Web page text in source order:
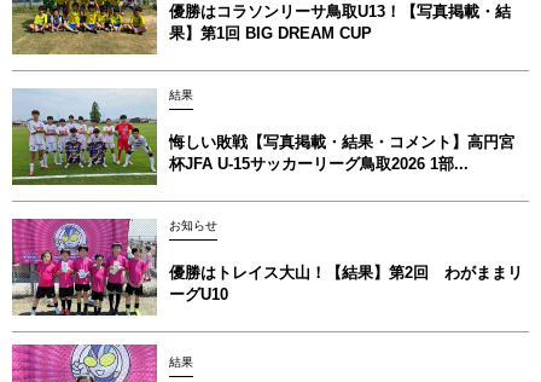
優勝はコラソンリーサ鳥取U13！【写真掲載‪‪‪︎︎・結
果】第1回 BIG DREAM CUP
結果
悔しい敗戦【写真掲載・結果・コメント】高円宮
杯JFA U-15サッカーリーグ鳥取2026 1部...
お知らせ
優勝はトレイス大山！【結果】第2回 わがままリ
ーグU10
結果